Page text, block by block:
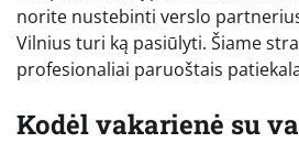
norite nustebinti verslo
Vilnius turi ką pasiūlyti. Šiame
profesionaliai paruoštais
Kodėl vakarienė su